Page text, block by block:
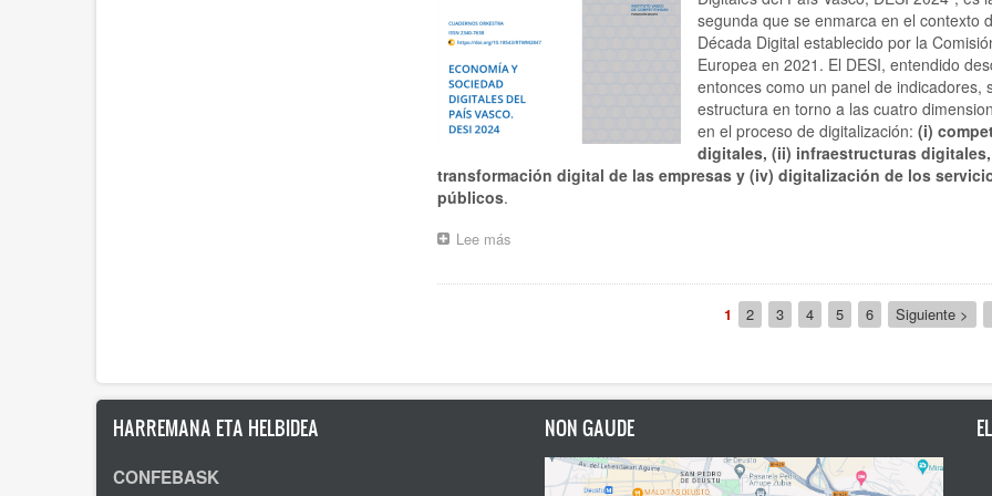
año,
según
segundo
Diagnóstico
segunda que se enmarca en el contexto
Década Digital establecido por la
Europea en 2021. El DESI, entendido
entonces como un panel de indicadores,
estructura en torno a las cuatro
en el proceso de digitalización: (i)
digitales, (ii) infraestructuras
transformación digital de las empresas y (iv) digitalización de los
públicos.
Lee mássobre
empresas
buen
desempeño
proceso
Página
actual
1 Página
2 Página
3 Página
4 Página
5 Página
6
Siguiente
página
Siguiente >
HARREMANA ETA HELBIDEA
CONFEBASK
NON GAUDE